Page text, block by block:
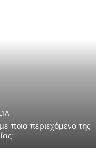
ποιο περιεχόμενο της